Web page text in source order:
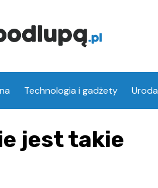
Technologia i gadżety Uroda
jest takie